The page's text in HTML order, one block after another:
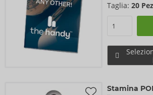
Taglia: 20
Stamina